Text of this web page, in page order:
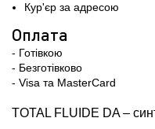
Кур'єр за адресою
Оплата
- Готівкою
- Безготівково
- Visa та MasterCard
TOTAL FLUIDE DA –